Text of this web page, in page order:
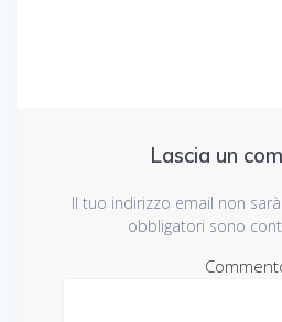
Lascia un
Il tuo indirizzo email non
obbligatori sono